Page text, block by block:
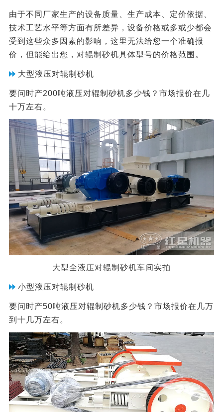
由于不同厂家生产的设备质量、生产成本、定价依据、
技术工艺水平等方面有所差异，设备价格或多或少都会
受到这些众多因素的影响，这里无法给您一个准确报
价，但能给出您，对辊制砂机具体型号的价格范围。
大型液压对辊制砂机
要问时产200吨液压对辊制砂机多少钱？市场报价在几
十万左右。
大型全液压对辊制砂机车间实拍
小型液压对辊制砂机
要问时产50吨液压对辊制砂机多少钱？市场报价在几万
到十几万左右。